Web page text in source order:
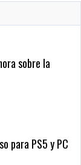
sobre la
para PS5 y PC